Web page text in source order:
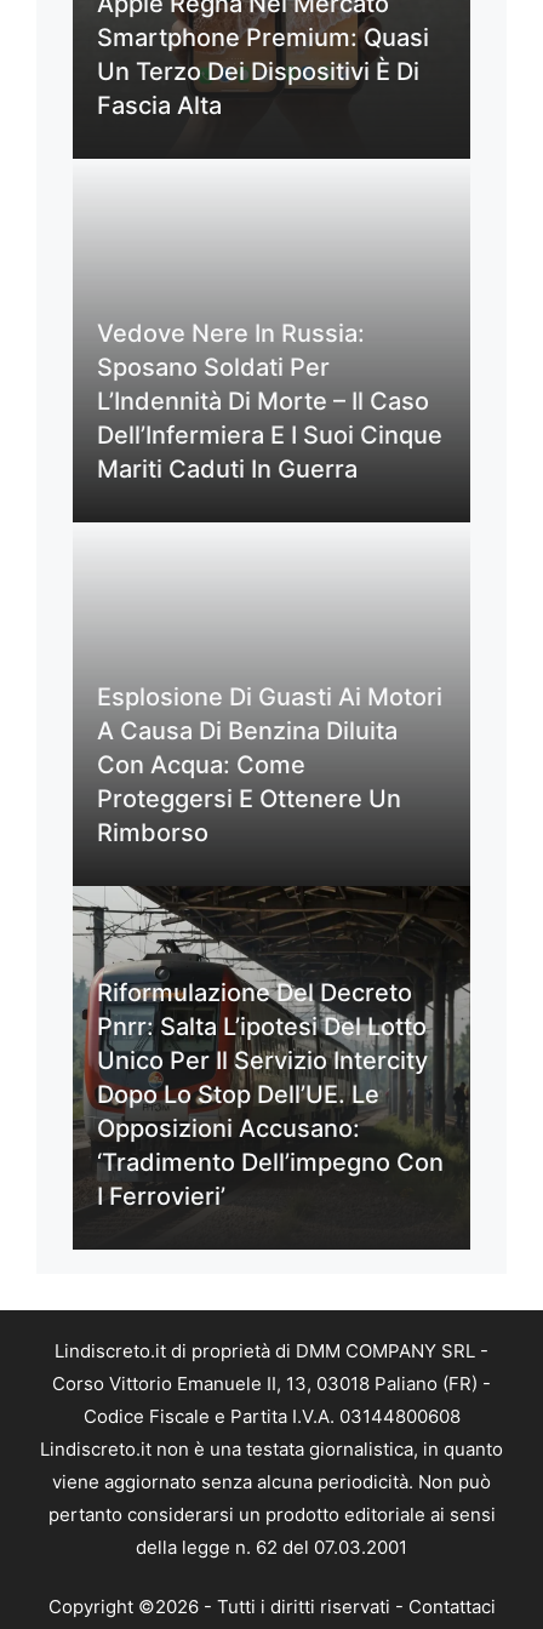
Smartphone Premium: Quasi
Un Terzo Dei Dispositivi È Di
Fascia Alta
Vedove Nere In Russia:
Sposano Soldati Per
L’Indennità Di Morte – Il Caso
Dell’Infermiera E I Suoi Cinque
Mariti Caduti In Guerra
Esplosione Di Guasti Ai Motori
A Causa Di Benzina Diluita
Con Acqua: Come
Proteggersi E Ottenere Un
Rimborso
Riformulazione Del Decreto
Pnrr: Salta L’ipotesi Del Lotto
Unico Per Il Servizio Intercity
Dopo Lo Stop Dell’UE. Le
Opposizioni Accusano:
‘Tradimento Dell’impegno Con
I Ferrovieri’
Lindiscreto.it di proprietà di DMM COMPANY SRL -
Corso Vittorio Emanuele II, 13, 03018 Paliano (FR) -
Codice Fiscale e Partita I.V.A. 03144800608
Lindiscreto.it non è una testata giornalistica, in quanto
viene aggiornato senza alcuna periodicità. Non può
pertanto considerarsi un prodotto editoriale ai sensi
della legge n. 62 del 07.03.2001
Copyright ©2026 - Tutti i diritti riservati - Contattaci